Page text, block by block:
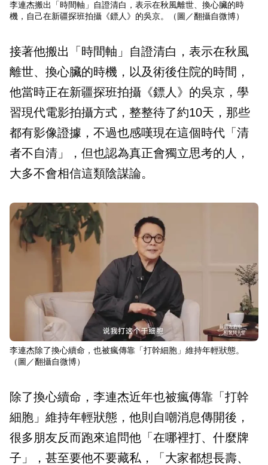
李連杰搬出「時間軸」自證清白，表示在秋風離世、換心臟的時
機，自己在新疆探班拍攝《鏢人》的吳京。（圖／翻攝自微博）
接著他搬出「時間軸」自證清白，表示在秋風
離世、換心臟的時機，以及術後住院的時間，
他當時正在新疆探班拍攝《鏢人》的吳京，學
習現代電影拍攝方式，整整待了約10天，那些
都有影像證據，不過也感嘆現在這個時代「清
者不自清」，但也認為真正會獨立思考的人，
大多不會相信這類陰謀論。
李連杰除了換心續命，也被瘋傳靠「打幹細胞」維持年輕狀態。
（圖／翻攝自微博）
除了換心續命，李連杰近年也被瘋傳靠「打幹
細胞」維持年輕狀態，他則自嘲消息傳開後，
很多朋友反而跑來追問他「在哪裡打、什麼牌
子」，甚至要他不要藏私，「大家都想長壽、